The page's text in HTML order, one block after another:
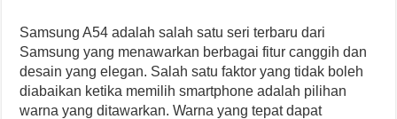
Samsung A54 adalah salah satu seri terbaru dari
Samsung yang menawarkan berbagai fitur canggih dan
desain yang elegan. Salah satu faktor yang tidak boleh
diabaikan ketika memilih smartphone adalah pilihan
warna yang ditawarkan. Warna yang tepat dapat